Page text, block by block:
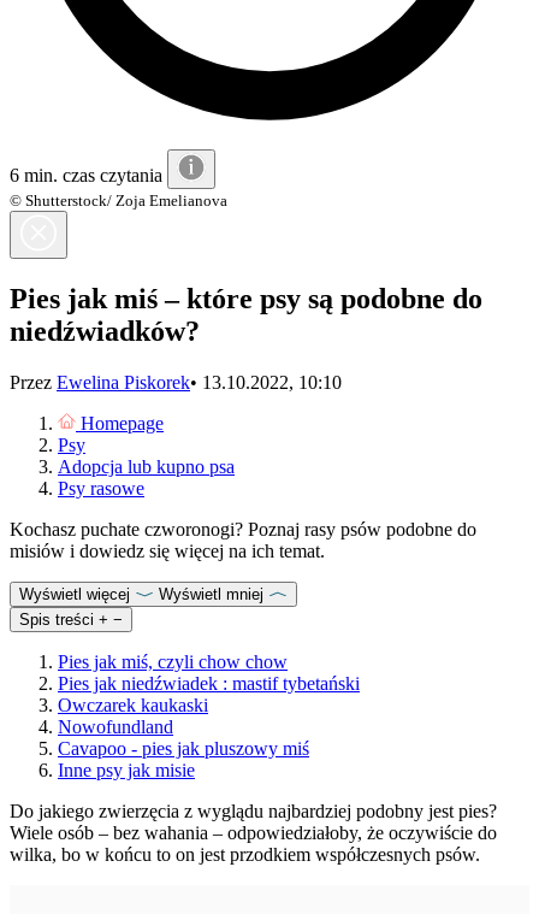
6 min. czas czytania
© Shutterstock/ Zoja Emelianova
Pies jak miś – które psy są podobne do
niedźwiadków?
Przez Ewelina Piskorek• 13.10.2022, 10:10
Homepage
Psy
Adopcja lub kupno psa
Psy rasowe
Kochasz puchate czworonogi? Poznaj rasy psów podobne do
misiów i dowiedz się więcej na ich temat.
Wyświetl więcej
Wyświetl mniej
Spis treści + −
Pies jak miś, czyli chow chow
Pies jak niedźwiadek : mastif tybetański
Owczarek kaukaski
Nowofundland
Cavapoo - pies jak pluszowy miś
Inne psy jak misie
Do jakiego zwierzęcia z wyglądu najbardziej podobny jest pies?
Wiele osób – bez wahania – odpowiedziałoby, że oczywiście do
wilka, bo w końcu to on jest przodkiem współczesnych psów.